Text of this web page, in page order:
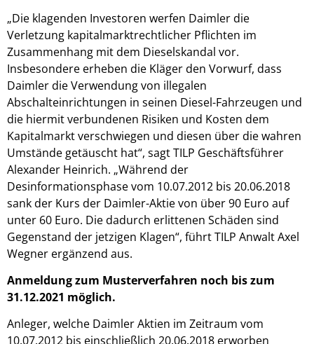
„Die klagenden Investoren werfen Daimler die
Verletzung kapitalmarktrechtlicher Pflichten im
Zusammenhang mit dem Dieselskandal vor.
Insbesondere erheben die Kläger den Vorwurf, dass
Daimler die Verwendung von illegalen
Abschalteinrichtungen in seinen Diesel-Fahrzeugen und
die hiermit verbundenen Risiken und Kosten dem
Kapitalmarkt verschwiegen und diesen über die wahren
Umstände getäuscht hat“, sagt TILP Geschäftsführer
Alexander Heinrich. „Während der
Desinformationsphase vom 10.07.2012 bis 20.06.2018
sank der Kurs der Daimler-Aktie von über 90 Euro auf
unter 60 Euro. Die dadurch erlittenen Schäden sind
Gegenstand der jetzigen Klagen“, führt TILP Anwalt Axel
Wegner ergänzend aus.
Anmeldung zum Musterverfahren noch bis zum
31.12.2021 möglich.
Anleger, welche Daimler Aktien im Zeitraum vom
10.07.2012 bis einschließlich 20.06.2018 erworben